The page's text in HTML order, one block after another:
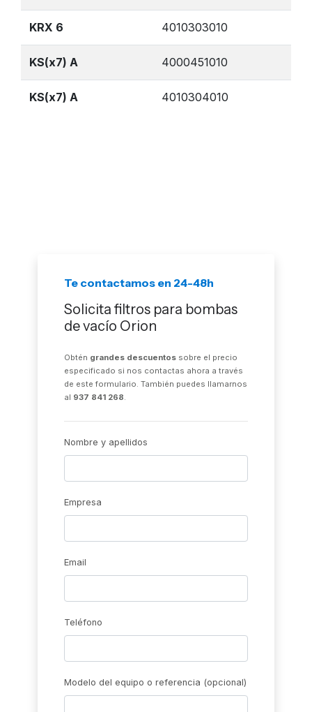
KRX 6 4010303010
KS(x7) A 4000451010
KS(x7) A 4010304010
Te contactamos en 24-48h
Solicita filtros para bombas
de vacío Orion
Obtén grandes descuentos sobre el precio
especificado si nos contactas ahora a través
de este formulario. También puedes llamarnos
al 937 841 268
Nombre y apellidos
Empresa
Email
Teléfono
Modelo del equipo o referencia (opcional)